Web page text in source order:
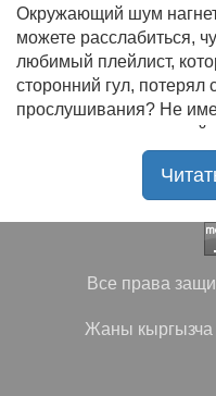
Окружающий шум
можете расслабиться,
любимый плейлист,
сторонний гул, потерял
прослушивания? Не
представления, где
на замену старому? В
радостью приветствует
чудесную подборку
старых и новых
популярные
Все права
Жаны кыргызча